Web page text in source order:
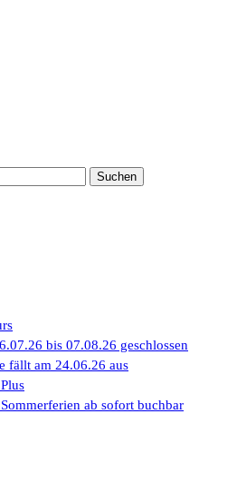
bis 07.08.26 geschlossen
fällt am 24.06.26 aus
ab sofort buchbar